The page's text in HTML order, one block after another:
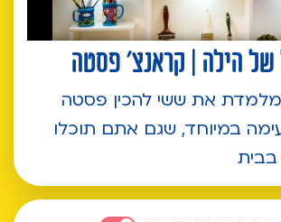
של הילה | קראנצ' פסטה
מלמדת את ששי להכין פסטה
במיוחד, שגם אתם תוכלו
בבית